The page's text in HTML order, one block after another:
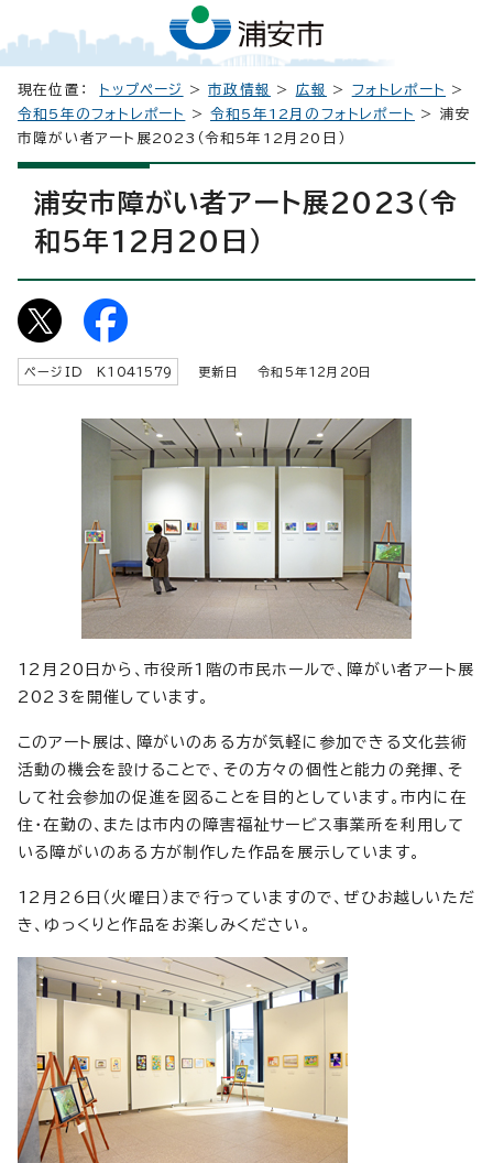
現在位置： トップページ >市政情報 > 広報 > フォトレポート
>
令和5年のフォトレポート
>令和5年12月のフォトレポート
> 浦安
市障がい者アート展2023（令和5年12月20日）
浦安市障がい者アート展2023（令
和5年12月20日）
ページID K 1041579 更新日 令和5年12 月 20 日
12月20日から、市役所1階の市民ホールで、障がい者アート展
2023を開催しています。
このアート展は、障がいのある方が気軽に参加できる文化芸術
活動の機会を設けることで、その方々の個性と能力の発揮、そ
して社会参加の促進を図ることを目的としています。市内に在
住・在勤の、または市内の障害福祉サービス事業所を利用して
いる障がいのある方が制作した作品を展示しています。
12月26日（火曜日）まで行っていますので、ぜひお越しいただ
き、ゆっくりと作品をお楽しみください。